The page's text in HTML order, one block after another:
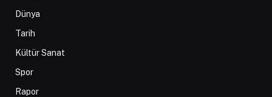
Dünya
Tarih
Kültür Sanat
Spor
Rapor